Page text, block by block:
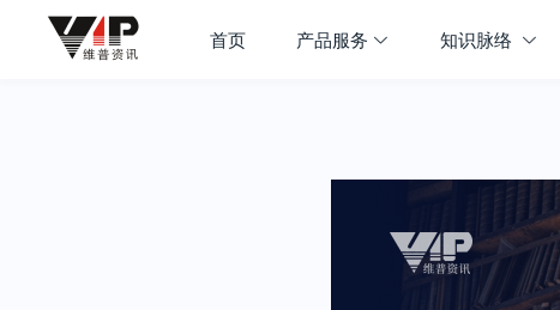
首页 产品服务 知识脉络